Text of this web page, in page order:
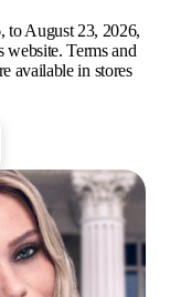
to August 23, 2026,
website. Terms and
available in stores